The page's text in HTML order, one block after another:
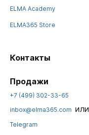
ELMA Academy
ELMA365 Store
Контакты
Продажи
+7 (499) 302-33-65
inbox@elma365.com или
Telegram